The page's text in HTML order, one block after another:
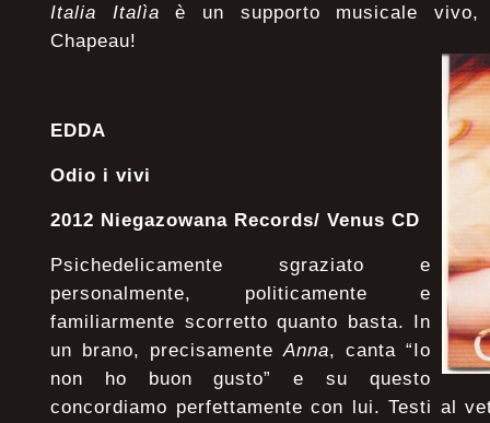
Italia Italìa è un supporto musicale vivo,
Chapeau!
EDDA
Odio i vivi
2012 Niegazowana Records/ Venus CD
Psichedelicamente sgraziato e
personalmente, politicamente e
familiarmente scorretto quanto basta. In
un brano, precisamenteAnna, canta “Io
non ho buon gusto” e su questo
concordiamo perfettamente con lui. Testi al